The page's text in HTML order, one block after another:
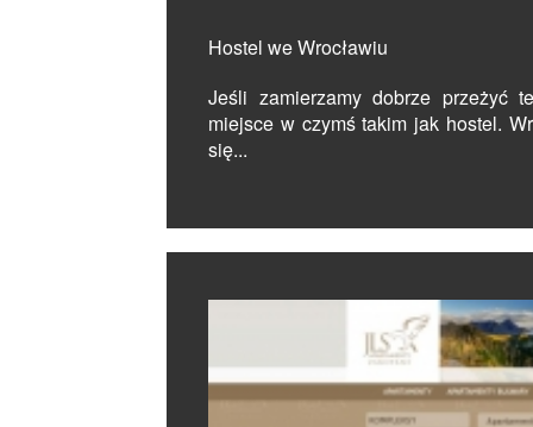
Hostel we Wrocławiu
Jeśli zamierzamy dobrze przeżyć
miejsce w czymś takim jak hostel.
się...